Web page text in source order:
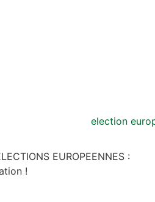
EUROPEENNES :
!